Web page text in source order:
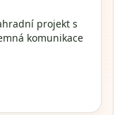
projekt s
komunikace